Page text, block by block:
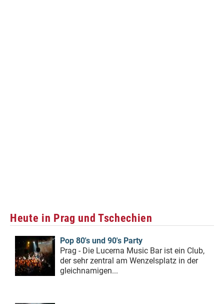
Heute in Prag und Tschechien
Pop 80's und 90's Party
Prag - Die Lucerna Music Bar ist ein Club,
der sehr zentral am Wenzelsplatz in der
gleichnamigen...